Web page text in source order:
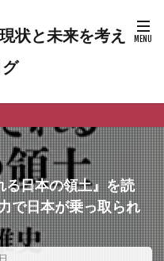
日本の領土』を読
日本が乗っ取られ